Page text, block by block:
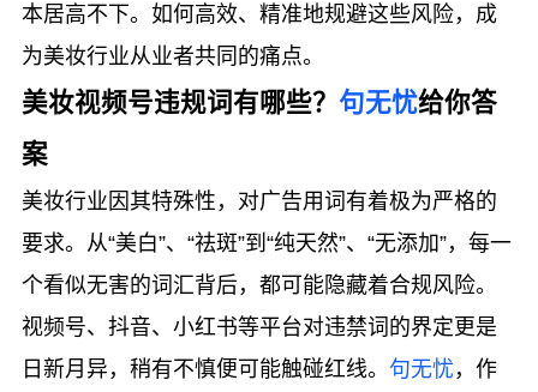
本居高不下。如何高效、精准地规避这些风险，成
为美妆行业从业者共同的痛点。
美妆视频号违规词有哪些？ 句无忧给你答
案
美妆行业因其特殊性，对广告用词有着极为严格的
要求。从“美白”、“祛斑”到“纯天然”、“无添加”，每一
个看似无害的词汇背后，都可能隐藏着合规风险。
视频号、抖音、小红书等平台对违禁词的界定更是
日新月异，稍有不慎便可能触碰红线。 句无忧 ，作